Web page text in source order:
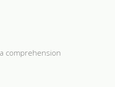
comprehension